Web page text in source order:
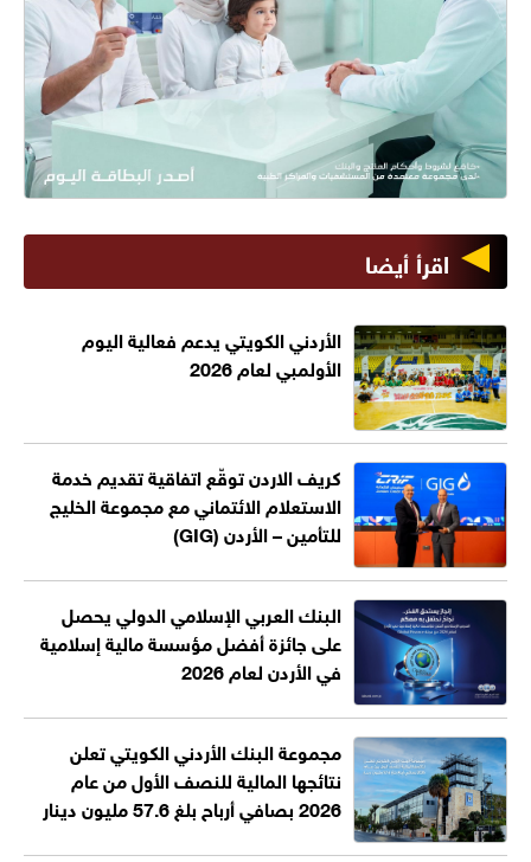
اقرأ أيضا
الأردني الكويتي يدعم فعالية اليوم
الأولمبي لعام 2026
كريف الاردن توقّع اتفاقية تقديم خدمة
الاستعلام الائتماني مع مجموعة الخليج
للتأمين – الأردن (GIG)
البنك العربي الإسلامي الدولي يحصل
على جائزة أفضل مؤسسة مالية إسلامية
في الأردن لعام 2026
مجموعة البنك الأردني الكويتي تعلن
نتائجها المالية للنصف الأول من عام
2026 بصافي أرباح بلغ 57.6 مليون دينار